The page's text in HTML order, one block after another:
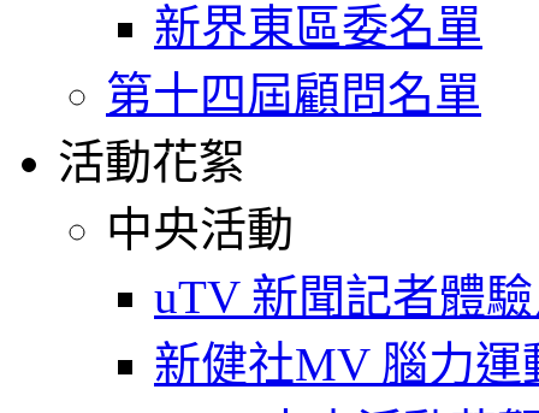
新界東區委名單
第十四屆顧問名單
活動花絮
中央活動
uTV 新聞記者體
新健社MV 腦力運